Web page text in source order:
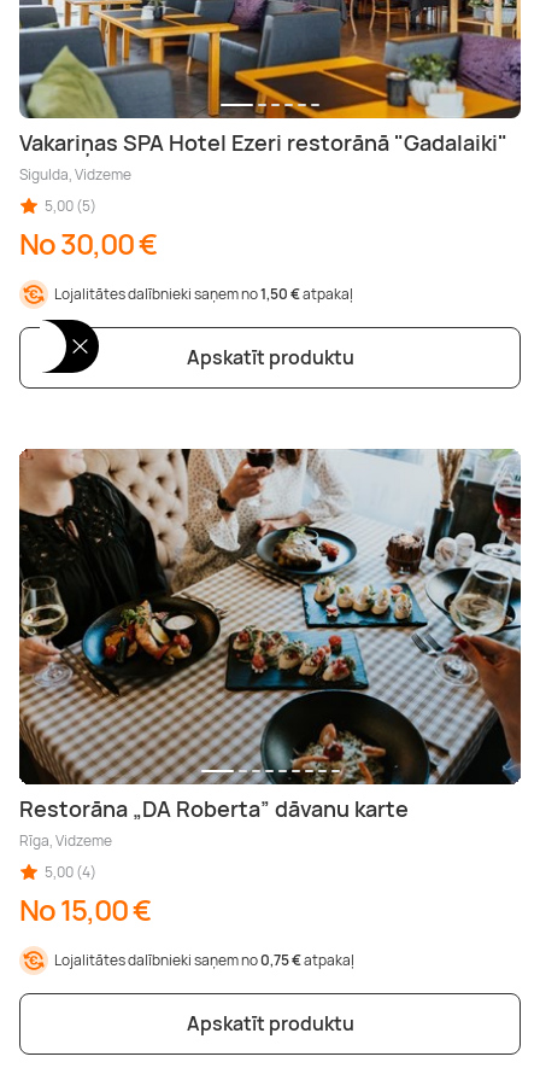
Vakariņas SPA Hotel Ezeri restorānā "Gadalaiki"
Sigulda, Vidzeme
5,00 (5)
No 30,00 €
Lojalitātes dalībnieki saņem no1,50 €atpakaļ
Apskatīt produktu
Restorāna „DA Roberta” dāvanu karte
Rīga, Vidzeme
5,00 (4)
No 15,00 €
Lojalitātes dalībnieki saņem no0,75 €atpakaļ
Apskatīt produktu